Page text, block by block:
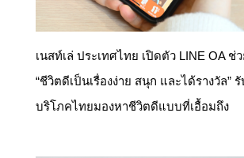
เนสท์เล่ ประเทศไทย เปิดตัว LINE OA ช่
“ชีวิตดีเป็นเรื่องง่าย สนุก และได้รางวัล”
บริโภคไทยมองหาชีวิตดีแบบที่เอื้อมถึง